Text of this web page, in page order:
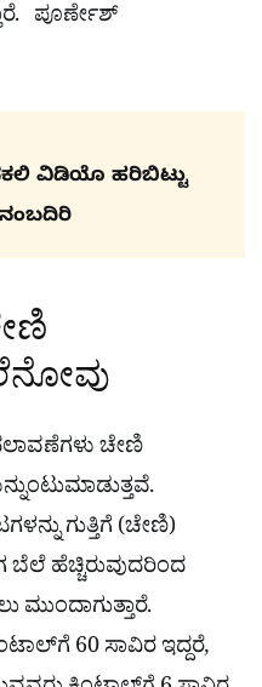
ಪೂರ್ಣೇಶ್​
ವಿಡಿಯೊ ಹರಿಬಿಟ್ಟು
ಚೇಣಿ
ಗುತ್ತಿಗೆ (ಚೇಣಿ)
ಹೆಚ್ಚಿರುವುದರಿಂದ
ಮುಂದಾಗುತ್ತಾರೆ.
60 ಸಾವಿರ ಇದ್ದರೆ,